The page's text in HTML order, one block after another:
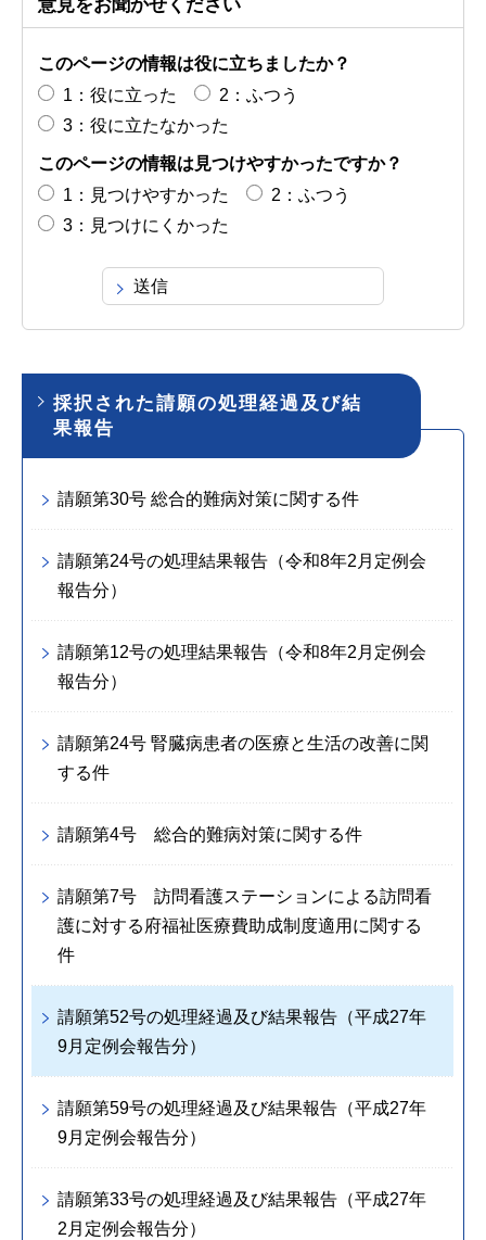
意見をお聞かせください
このページの情報は役に立ちましたか？
1：役に立った
2：ふつう
3：役に立たなかった
このページの情報は見つけやすかったですか？
1：見つけやすかった
2：ふつう
3：見つけにくかった
採択された請願の処理経過及び結
果報告
請願第30号 総合的難病対策に関する件
請願第24号の処理結果報告（令和8年2月定例会
報告分）
請願第12号の処理結果報告（令和8年2月定例会
報告分）
請願第24号 腎臓病患者の医療と生活の改善に関
する件
請願第4号 総合的難病対策に関する件
請願第7号 訪問看護ステーションによる訪問看
護に対する府福祉医療費助成制度適用に関する
件
請願第52号の処理経過及び結果報告（平成27年
9月定例会報告分）
請願第59号の処理経過及び結果報告（平成27年
9月定例会報告分）
請願第33号の処理経過及び結果報告（平成27年
2月定例会報告分）